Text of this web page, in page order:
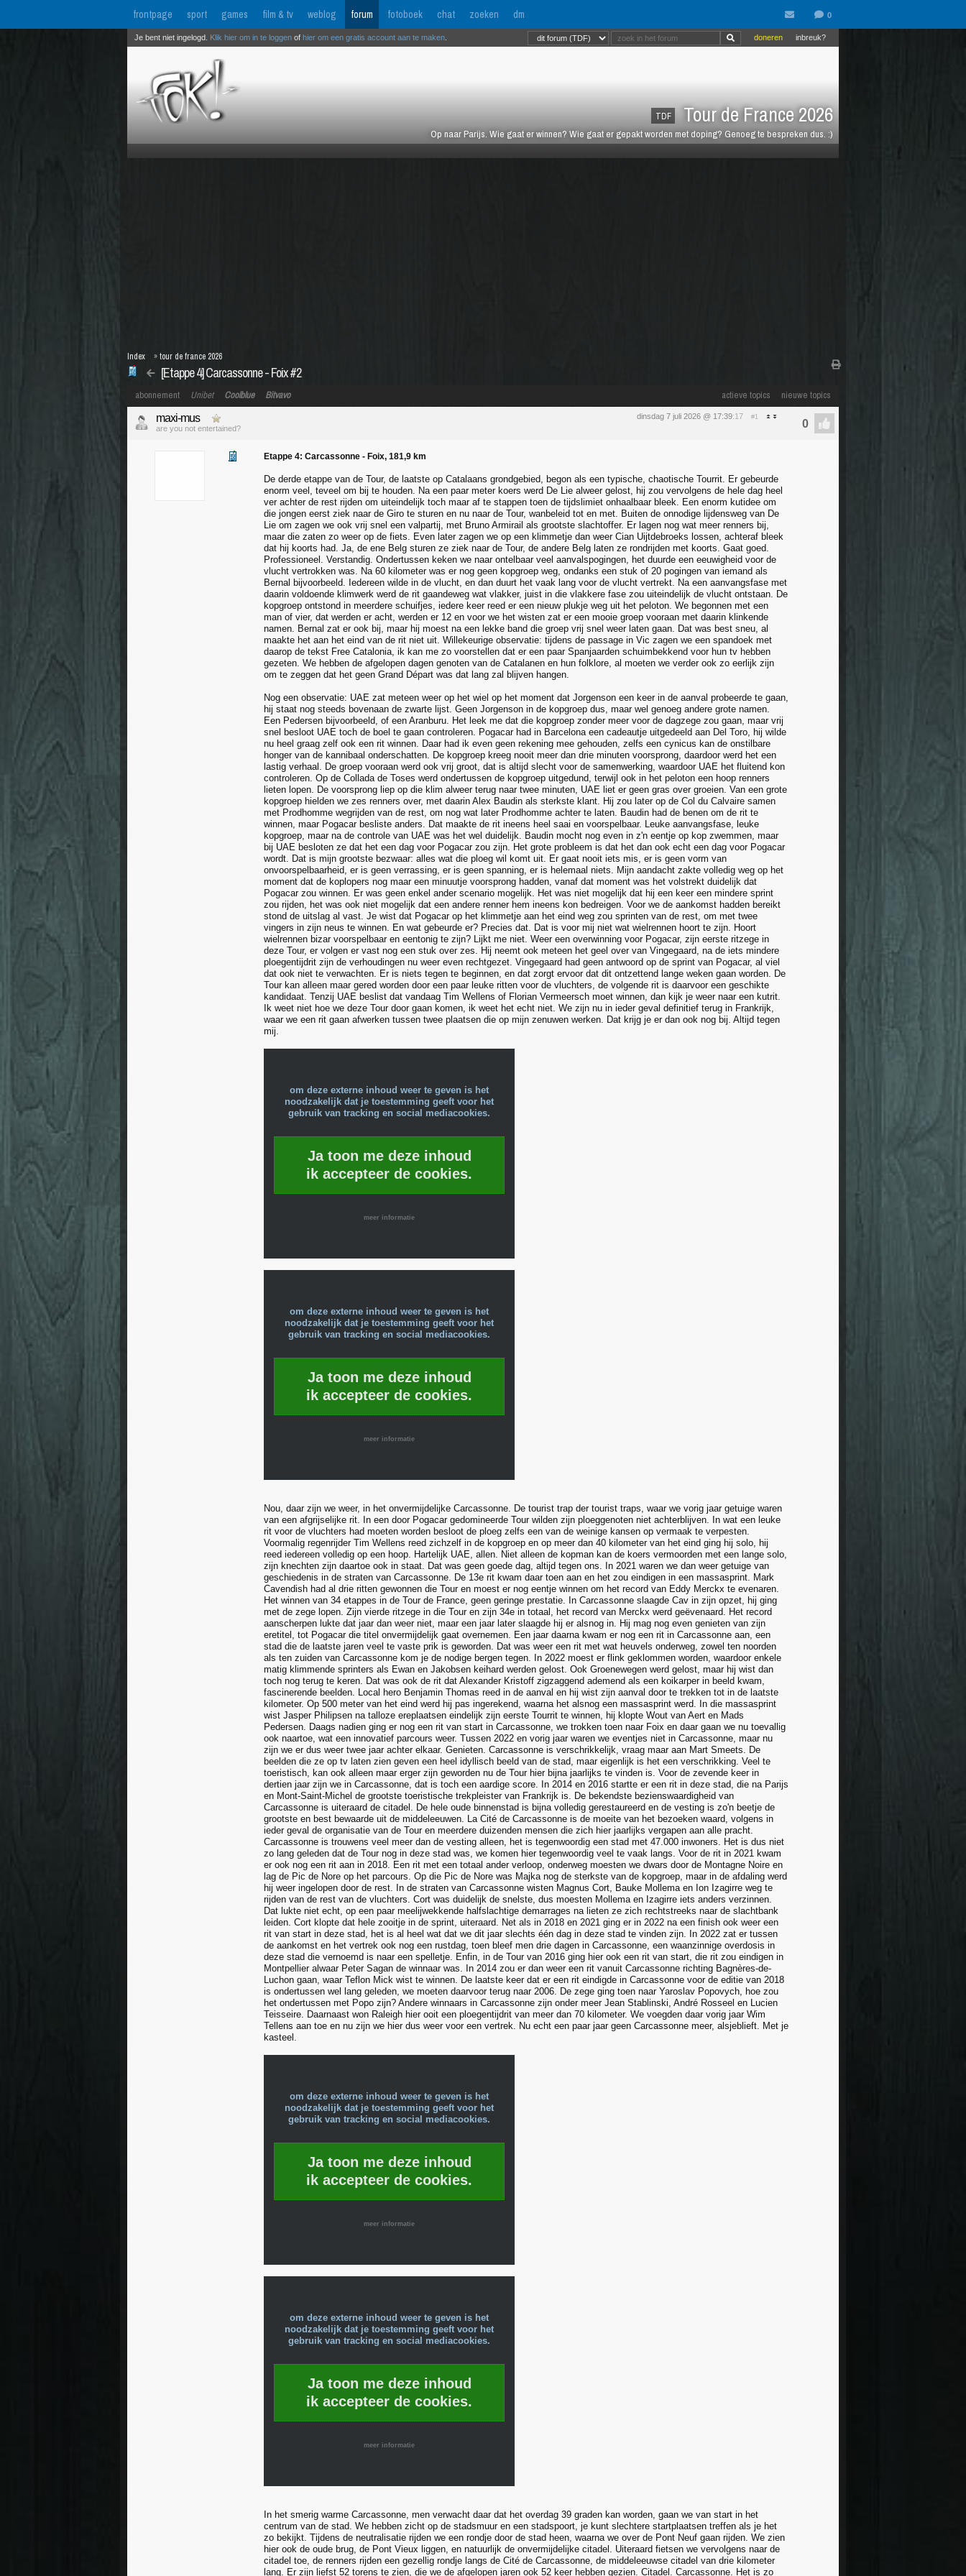
frontpage sport games film & tv weblog forum fotoboek chat zoeken dm
TDF Tour de France 2026
Op naar Parijs. Wie gaat er winnen? Wie gaat er gepakt worden met doping? Genoeg te bespreken dus. :)
inbreuk?
doneren
Je bent niet ingelogd. Klik hier om in te loggen of hier om een gratis account aan te maken
[Etappe 4] Carcassonne - Foix #2
Index »tour de france 2026
actieve topics nieuwe topics
abonnement Unibet Coolblue Bitvavo
dinsdag 7 juli 2026 @ 17:39:17 #1
maxi-mus
are you not entertained?
Etappe 4: Carcassonne - Foix, 181,9 km
De derde etappe van de Tour, de laatste op Catalaans grondgebied, begon als een typische, chaotische Tourrit. Er gebeurde
enorm veel, teveel om bij te houden. Na een paar meter koers werd De Lie alweer gelost, hij zou vervolgens de hele dag heel
ver achter de rest rijden om uiteindelijk toch maar af te stappen toen de tijdslimiet onhaalbaar bleek. Een enorm kutidee om
die jongen eerst ziek naar de Giro te sturen en nu naar de Tour, wanbeleid tot en met. Buiten de onnodige lijdensweg van De
Lie om zagen we ook vrij snel een valpartij, met Bruno Armirail als grootste slachtoffer. Er lagen nog wat meer renners bij,
maar die zaten zo weer op de fiets. Even later zagen we op een klimmetje dan weer Cian Uijtdebroeks lossen, achteraf bleek
dat hij koorts had. Ja, de ene Belg sturen ze ziek naar de Tour, de andere Belg laten ze rondrijden met koorts. Gaat goed.
Professioneel. Verstandig. Ondertussen keken we naar ontelbaar veel aanvalspogingen, het duurde een eeuwigheid voor de
vlucht vertrokken was. Na 60 kilometer was er nog geen kopgroep weg, ondanks een stuk of 20 pogingen van iemand als
Bernal bijvoorbeeld. Iedereen wilde in de vlucht, en dan duurt het vaak lang voor de vlucht vertrekt. Na een aanvangsfase met
daarin voldoende klimwerk werd de rit gaandeweg wat vlakker, juist in die vlakkere fase zou uiteindelijk de vlucht ontstaan. De
kopgroep ontstond in meerdere schuifjes, iedere keer reed er een nieuw plukje weg uit het peloton. We begonnen met een
man of vier, dat werden er acht, werden er 12 en voor we het wisten zat er een mooie groep vooraan met daarin klinkende
namen. Bernal zat er ook bij, maar hij moest na een lekke band die groep vrij snel weer laten gaan. Dat was best sneu, al
maakte het aan het eind van de rit niet uit. Willekeurige observatie: tijdens de passage in Vic zagen we een spandoek met
daarop de tekst Free Catalonia, ik kan me zo voorstellen dat er een paar Spanjaarden schuimbekkend voor hun tv hebben
gezeten. We hebben de afgelopen dagen genoten van de Catalanen en hun folklore, al moeten we verder ook zo eerlijk zijn
om te zeggen dat het geen Grand Départ was dat lang zal blijven hangen.
Nog een observatie: UAE zat meteen weer op het wiel op het moment dat Jorgenson een keer in de aanval probeerde te gaan,
hij staat nog steeds bovenaan de zwarte lijst. Geen Jorgenson in de kopgroep dus, maar wel genoeg andere grote namen.
Een Pedersen bijvoorbeeld, of een Aranburu. Het leek me dat die kopgroep zonder meer voor de dagzege zou gaan, maar vrij
snel besloot UAE toch de boel te gaan controleren. Pogacar had in Barcelona een cadeautje uitgedeeld aan Del Toro, hij wilde
nu heel graag zelf ook een rit winnen. Daar had ik even geen rekening mee gehouden, zelfs een cynicus kan de onstilbare
honger van de kannibaal onderschatten. De kopgroep kreeg nooit meer dan drie minuten voorsprong, daardoor werd het een
lastig verhaal. De groep vooraan werd ook vrij groot, dat is altijd slecht voor de samenwerking, waardoor UAE het fluitend kon
controleren. Op de Collada de Toses werd ondertussen de kopgroep uitgedund, terwijl ook in het peloton een hoop renners
lieten lopen. De voorsprong liep op die klim alweer terug naar twee minuten, UAE liet er geen gras over groeien. Van een grote
kopgroep hielden we zes renners over, met daarin Alex Baudin als sterkste klant. Hij zou later op de Col du Calvaire samen
met Prodhomme wegrijden van de rest, om nog wat later Prodhomme achter te laten. Baudin had de benen om de rit te
winnen, maar Pogacar besliste anders. Dat maakte de rit ineens heel saai en voorspelbaar. Leuke aanvangsfase, leuke
kopgroep, maar na de controle van UAE was het wel duidelijk. Baudin mocht nog even in z'n eentje op kop zwemmen, maar
bij UAE besloten ze dat het een dag voor Pogacar zou zijn. Het grote probleem is dat het dan ook echt een dag voor Pogacar
wordt. Dat is mijn grootste bezwaar: alles wat die ploeg wil komt uit. Er gaat nooit iets mis, er is geen vorm van
onvoorspelbaarheid, er is geen verrassing, er is geen spanning, er is helemaal niets. Mijn aandacht zakte volledig weg op het
moment dat de koplopers nog maar een minuutje voorsprong hadden, vanaf dat moment was het volstrekt duidelijk dat
Pogacar zou winnen. Er was geen enkel ander scenario mogelijk. Het was niet mogelijk dat hij een keer een mindere sprint
zou rijden, het was ook niet mogelijk dat een andere renner hem ineens kon bedreigen. Voor we de aankomst hadden bereikt
stond de uitslag al vast. Je wist dat Pogacar op het klimmetje aan het eind weg zou sprinten van de rest, om met twee
vingers in zijn neus te winnen. En wat gebeurde er? Precies dat. Dat is voor mij niet wat wielrennen hoort te zijn. Hoort
wielrennen bizar voorspelbaar en eentonig te zijn? Lijkt me niet. Weer een overwinning voor Pogacar, zijn eerste ritzege in
deze Tour, er volgen er vast nog een stuk over zes. Hij neemt ook meteen het geel over van Vingegaard, na de iets mindere
ploegentijdrit zijn de verhoudingen nu weer even rechtgezet. Vingegaard had geen antwoord op de sprint van Pogacar, al viel
dat ook niet te verwachten. Er is niets tegen te beginnen, en dat zorgt ervoor dat dit ontzettend lange weken gaan worden. De
Tour kan alleen maar gered worden door een paar leuke ritten voor de vluchters, de volgende rit is daarvoor een geschikte
kandidaat. Tenzij UAE beslist dat vandaag Tim Wellens of Florian Vermeersch moet winnen, dan kijk je weer naar een kutrit.
Ik weet niet hoe we deze Tour door gaan komen, ik weet het echt niet. We zijn nu in ieder geval definitief terug in Frankrijk,
waar we een rit gaan afwerken tussen twee plaatsen die op mijn zenuwen werken. Dat krijg je er dan ook nog bij. Altijd tegen
mij.
om deze externe inhoud weer te geven is het
noodzakelijk dat je toestemming geeft voor het
gebruik van tracking en social mediacookies.
Ja toon me deze inhoud
ik accepteer de cookies.
meer informatie
om deze externe inhoud weer te geven is het
noodzakelijk dat je toestemming geeft voor het
gebruik van tracking en social mediacookies.
Ja toon me deze inhoud
ik accepteer de cookies.
meer informatie
Nou, daar zijn we weer, in het onvermijdelijke Carcassonne. De tourist trap der tourist traps, waar we vorig jaar getuige waren
van een afgrijselijke rit. In een door Pogacar gedomineerde Tour wilden zijn ploeggenoten niet achterblijven. In wat een leuke
rit voor de vluchters had moeten worden besloot de ploeg zelfs een van de weinige kansen op vermaak te verpesten.
Voormalig regenrijder Tim Wellens reed zichzelf in de kopgroep en op meer dan 40 kilometer van het eind ging hij solo, hij
reed iedereen volledig op een hoop. Hartelijk UAE, allen. Niet alleen de kopman kan de koers vermoorden met een lange solo,
zijn knechten zijn daartoe ook in staat. Dat was geen goede dag, altijd tegen ons. In 2021 waren we dan weer getuige van
geschiedenis in de straten van Carcassonne. De 13e rit kwam daar toen aan en het zou eindigen in een massasprint. Mark
Cavendish had al drie ritten gewonnen die Tour en moest er nog eentje winnen om het record van Eddy Merckx te evenaren.
Het winnen van 34 etappes in de Tour de France, geen geringe prestatie. In Carcassonne slaagde Cav in zijn opzet, hij ging
met de zege lopen. Zijn vierde ritzege in die Tour en zijn 34e in totaal, het record van Merckx werd geëvenaard. Het record
aanscherpen lukte dat jaar dan weer niet, maar een jaar later slaagde hij er alsnog in. Hij mag nog even genieten van zijn
eretitel, tot Pogacar die titel onvermijdelijk gaat overnemen. Een jaar daarna kwam er nog een rit in Carcassonne aan, een
stad die de laatste jaren veel te vaste prik is geworden. Dat was weer een rit met wat heuvels onderweg, zowel ten noorden
als ten zuiden van Carcassonne kom je de nodige bergen tegen. In 2022 moest er flink geklommen worden, waardoor enkele
matig klimmende sprinters als Ewan en Jakobsen keihard werden gelost. Ook Groenewegen werd gelost, maar hij wist dan
toch nog terug te keren. Dat was ook de rit dat Alexander Kristoff zigzaggend ademend als een koikarper in beeld kwam,
fascinerende beelden. Local hero Benjamin Thomas reed in de aanval en hij wist zijn aanval door te trekken tot in de laatste
kilometer. Op 500 meter van het eind werd hij pas ingerekend, waarna het alsnog een massasprint werd. In die massasprint
wist Jasper Philipsen na talloze ereplaatsen eindelijk zijn eerste Tourrit te winnen, hij klopte Wout van Aert en Mads
Pedersen. Daags nadien ging er nog een rit van start in Carcassonne, we trokken toen naar Foix en daar gaan we nu toevallig
ook naartoe, wat een innovatief parcours weer. Tussen 2022 en vorig jaar waren we eventjes niet in Carcassonne, maar nu
zijn we er dus weer twee jaar achter elkaar. Genieten. Carcassonne is verschrikkelijk, vraag maar aan Mart Smeets. De
beelden die ze op tv laten zien geven een heel idyllisch beeld van de stad, maar eigenlijk is het een verschrikking. Veel te
toeristisch, kan ook alleen maar erger zijn geworden nu de Tour hier bijna jaarlijks te vinden is. Voor de zevende keer in
dertien jaar zijn we in Carcassonne, dat is toch een aardige score. In 2014 en 2016 startte er een rit in deze stad, die na Parijs
en Mont-Saint-Michel de grootste toeristische trekpleister van Frankrijk is. De bekendste bezienswaardigheid van
Carcassonne is uiteraard de citadel. De hele oude binnenstad is bijna volledig gerestaureerd en de vesting is zo'n beetje de
grootste en best bewaarde uit de middeleeuwen. La Cité de Carcassonne is de moeite van het bezoeken waard, volgens in
ieder geval de organisatie van de Tour en meerdere duizenden mensen die zich hier jaarlijks vergapen aan alle pracht.
Carcassonne is trouwens veel meer dan de vesting alleen, het is tegenwoordig een stad met 47.000 inwoners. Het is dus niet
zo lang geleden dat de Tour nog in deze stad was, we komen hier tegenwoordig veel te vaak langs. Voor de rit in 2021 kwam
er ook nog een rit aan in 2018. Een rit met een totaal ander verloop, onderweg moesten we dwars door de Montagne Noire en
lag de Pic de Nore op het parcours. Op die Pic de Nore was Majka nog de sterkste van de kopgroep, maar in de afdaling werd
hij weer ingelopen door de rest. In de straten van Carcassonne wisten Magnus Cort, Bauke Mollema en Ion Izagirre weg te
rijden van de rest van de vluchters. Cort was duidelijk de snelste, dus moesten Mollema en Izagirre iets anders verzinnen.
Dat lukte niet echt, op een paar meelijwekkende halfslachtige demarrages na lieten ze zich rechtstreeks naar de slachtbank
leiden. Cort klopte dat hele zooitje in de sprint, uiteraard. Net als in 2018 en 2021 ging er in 2022 na een finish ook weer een
rit van start in deze stad, het is al heel wat dat we dit jaar slechts één dag in deze stad te vinden zijn. In 2022 zat er tussen
de aankomst en het vertrek ook nog een rustdag, toen bleef men drie dagen in Carcassonne, een waanzinnige overdosis in
deze stad die vernoemd is naar een spelletje. Enfin, in de Tour van 2016 ging hier ook een rit van start, die rit zou eindigen in
Montpellier alwaar Peter Sagan de winnaar was. In 2014 zou er dan weer een rit vanuit Carcassonne richting Bagnères-de-
Luchon gaan, waar Teflon Mick wist te winnen. De laatste keer dat er een rit eindigde in Carcassonne voor de editie van 2018
is ondertussen wel lang geleden, we moeten daarvoor terug naar 2006. De zege ging toen naar Yaroslav Popovych, hoe zou
het ondertussen met Popo zijn? Andere winnaars in Carcassonne zijn onder meer Jean Stablinski, André Rosseel en Lucien
Teisseire. Daarnaast won Raleigh hier ooit een ploegentijdrit van meer dan 70 kilometer. We voegden daar vorig jaar Wim
Tellens aan toe en nu zijn we hier dus weer voor een vertrek. Nu echt een paar jaar geen Carcassonne meer, alsjeblieft. Met je
kasteel.
om deze externe inhoud weer te geven is het
noodzakelijk dat je toestemming geeft voor het
gebruik van tracking en social mediacookies.
Ja toon me deze inhoud
ik accepteer de cookies.
meer informatie
om deze externe inhoud weer te geven is het
noodzakelijk dat je toestemming geeft voor het
gebruik van tracking en social mediacookies.
Ja toon me deze inhoud
ik accepteer de cookies.
meer informatie
In het smerig warme Carcassonne, men verwacht daar dat het overdag 39 graden kan worden, gaan we van start in het
centrum van de stad. We hebben zicht op de stadsmuur en een stadspoort, je kunt slechtere startplaatsen treffen als je het
zo bekijkt. Tijdens de neutralisatie rijden we een rondje door de stad heen, waarna we over de Pont Neuf gaan rijden. We zien
hier ook de oude brug, de Pont Vieux liggen, en natuurlijk de onvermijdelijke citadel. Uiteraard fietsen we vervolgens naar de
citadel toe, de renners rijden een gezellig rondje langs de Cité de Carcassonne, de middeleeuwse citadel van drie kilometer
lang. Er zijn liefst 52 torens te zien, die we de afgelopen jaren ook 52 keer hebben gezien. Citadel. Carcassonne. Het is zo